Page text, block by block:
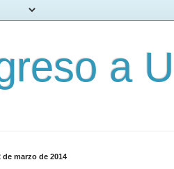
a
marzo de 2014